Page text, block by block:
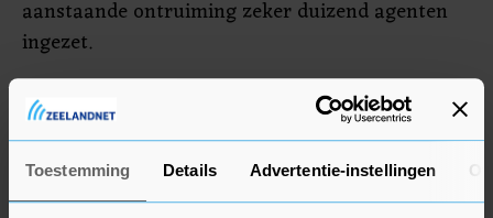
Toestemming Details Advertentie-instellingen
aanstaande ontruiming zeker duizend agenten
ingezet.
Op enkele tientallen meters van de buitenste
woningen van Lützerath graaft intussen een
enorme machine zich door de bodem een weg
richting het dorp. Het apparaat verwijdert de